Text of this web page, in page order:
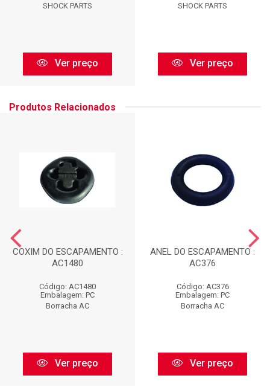
SHOCK PARTS
Ver preço
SHOCK PARTS
Ver preço
Produtos Relacionados
COXIM DO ESCAPAMENTO :
AC1480
Código: AC1480
Embalagem: PC
Borracha AC
Ver preço
ANEL DO ESCAPAMENTO :
AC376
Código: AC376
Embalagem: PC
Borracha AC
Ver preço